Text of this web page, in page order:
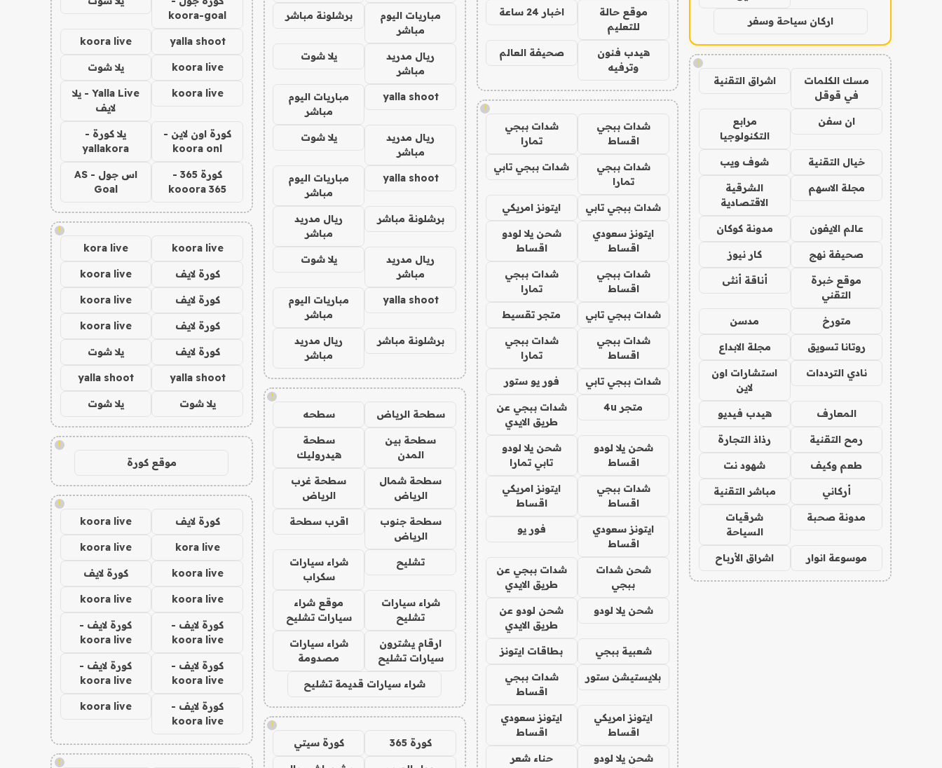
اركان سياحة وسفر
!
مسك الكلمات
في قوقل
اشراق التقنية
ان سفن
مرابع
التكنولوجيا
خيال التقنية شوف ويب
مجلة الاسهم
الشرقية
الاقتصادية
عالم الايفون مدونة كوكان
صحيفة نهج كار نيوز
موقع خبرة
التقني
أناقة أنثى
متورخ مدسن
روتانا تسويق مجلة الابداع
نادي الترددات
استشارات اون
لاين
المعارف هيدب فيديو
رمح التقنية رذاذ التجارة
طعم وكيف شهود نت
أركاني مباشر التقنية
مدونة صحبة
شرقيات
السياحة
موسوعة انوار اشراق الأرباح
موقع حالة
للتعليم
اخبار 24 ساعة
هيدب فنون
وترفيه
صحيفة العالم
!
شدات ببجي
اقساط
شدات ببجي
تمارا
شدات ببجي
تمارا
شدات ببجي تابي
شدات ببجي تابي ايتونز امريكي
ايتونز سعودي
اقساط
شحن يلا لودو
اقساط
شدات ببجي
اقساط
شدات ببجي
تمارا
شدات ببجي تابي متجر تقسيط
شدات ببجي
اقساط
شدات ببجي
تمارا
شدات ببجي تابي فور يو ستور
متجر 4u
شدات ببجي عن
طريق الايدي
شحن يلا لودو
اقساط
شحن يلا لودو
تابي تمارا
شدات ببجي
اقساط
ايتونز امريكي
اقساط
ايتونز سعودي
اقساط
فور يو
شحن شدات
ببجي
شدات ببجي عن
طريق الايدي
شحن يلا لودو
شحن لودو عن
طريق الايدي
شعبية ببجي بطاقات ايتونز
بلايستيشن ستور
شدات ببجي
اقساط
ايتونز امريكي
اقساط
ايتونز سعودي
اقساط
شحن يلا لودو
حناء شعر
مباريات اليوم
مباشر
برشلونة مباشر
ريال مدريد
مباشر
يلا شوت
yalla shoot
مباريات اليوم
مباشر
ريال مدريد
مباشر
يلا شوت
yalla shoot
مباريات اليوم
مباشر
برشلونة مباشر
ريال مدريد
مباشر
ريال مدريد
مباشر
يلا شوت
yalla shoot
مباريات اليوم
مباشر
برشلونة مباشر
ريال مدريد
مباشر
!
سطحة الرياض سطحه
سطحة بين
المدن
سطحة
هيدروليك
سطحة شمال
الرياض
سطحة غرب
الرياض
سطحة جنوب
الرياض
اقرب سطحة
تشليح
شراء سيارات
سكراب
شراء سيارات
تشليح
موقع شراء
سيارات تشليح
ارقام يشترون
سيارات تشليح
شراء سيارات
مصدومة
شراء سيارات قديمة تشليح
!
كورة 365 كورة سيتي
koora-goal
yalla shoot
koora live
koora live يلا شوت
koora live
Yalla Live - يلا
لايف
كورة اون لاين -
koora onl
يلا كورة -
yallakora
كورة 365 -
kooora 365
اس جول - AS
Goal
!
koora live
kora live
كورة لايف koora live
كورة لايف koora live
كورة لايف koora live
كورة لايف يلا شوت
yalla shoot
yalla shoot
يلا شوت يلا شوت
!
موقع كورة
!
كورة لايف koora live
kora live
koora live
koora live كورة لايف
koora live
koora live
كورة لايف -
koora live
كورة لايف -
koora live
كورة لايف -
koora live
كورة لايف -
koora live
كورة لايف -
koora live
koora live
!